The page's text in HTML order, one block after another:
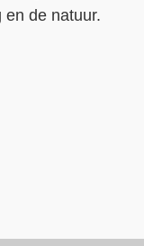
de natuur.